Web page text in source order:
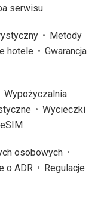
serwisu
Metody
hotele
Gwarancja
Wypożyczalnia
Wycieczki
osobowych
o ADR
Regulacje